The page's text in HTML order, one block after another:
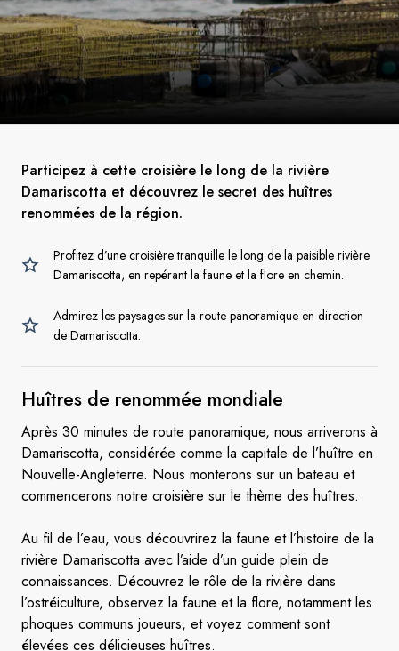
Participez à cette croisière le long de la rivière
Damariscotta et découvrez le secret des huîtres
renommées de la région.
Profitez d’une croisière tranquille le long de la paisible rivière
Damariscotta, en repérant la faune et la flore en chemin.
Admirez les paysages sur la route panoramique en direction
de Damariscotta.
Huîtres de renommée mondiale
Après 30 minutes de route panoramique, nous arriverons à
Damariscotta, considérée comme la capitale de l’huître en
Nouvelle-Angleterre. Nous monterons sur un bateau et
commencerons notre croisière sur le thème des huîtres.
Au fil de l’eau, vous découvrirez la faune et l’histoire de la
rivière Damariscotta avec l’aide d’un guide plein de
connaissances. Découvrez le rôle de la rivière dans
l’ostréiculture, observez la faune et la flore, notamment les
phoques communs joueurs, et voyez comment sont
élevées ces délicieuses huîtres.